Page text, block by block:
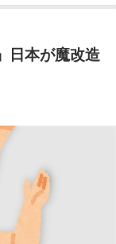
日本が魔改造